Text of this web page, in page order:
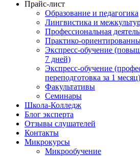
Прайс-лист
Образование и педагогика
Лингвистика и
Профессиональная
Практико-
Экспресс-обучение
7 дней)
Экспресс-обучение
переподготовка за 1 месяц)
Факультативы
Семинары
Школа-Колледж
Блог эксперта
Отзывы слушателей
Контакты
Микрокурсы
Микрообучение